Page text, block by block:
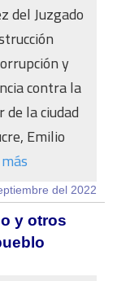
del Juzgado
y
contra la
de la ciudad
Emilio
del 2022
y otros